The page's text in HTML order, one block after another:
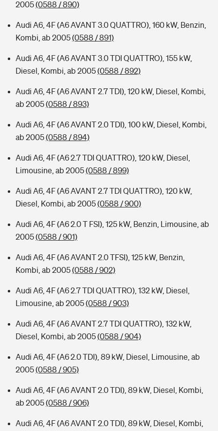
2005(0588 / 890)
Audi A6, 4F (A6 AVANT 3.0 QUATTRO), 160 kW, Benzin,
Kombi, ab 2005(0588 / 891)
Audi A6, 4F (A6 AVANT 3.0 TDI QUATTRO), 155 kW,
Diesel, Kombi, ab 2005(0588 / 892)
Audi A6, 4F (A6 AVANT 2.7 TDI), 120 kW, Diesel, Kombi,
ab 2005(0588 / 893)
Audi A6, 4F (A6 AVANT 2.0 TDI), 100 kW, Diesel, Kombi,
ab 2005(0588 / 894)
Audi A6, 4F (A6 2.7 TDI QUATTRO), 120 kW, Diesel,
Limousine, ab 2005(0588 / 899)
Audi A6, 4F (A6 AVANT 2.7 TDI QUATTRO), 120 kW,
Diesel, Kombi, ab 2005(0588 / 900)
Audi A6, 4F (A6 2.0 T FSI), 125 kW, Benzin, Limousine, ab
2005(0588 / 901)
Audi A6, 4F (A6 AVANT 2.0 TFSI), 125 kW, Benzin,
Kombi, ab 2005(0588 / 902)
Audi A6, 4F (A6 2.7 TDI QUATTRO), 132 kW, Diesel,
Limousine, ab 2005(0588 / 903)
Audi A6, 4F (A6 AVANT 2.7 TDI QUATTRO), 132 kW,
Diesel, Kombi, ab 2005(0588 / 904)
Audi A6, 4F (A6 2.0 TDI), 89 kW, Diesel, Limousine, ab
2005(0588 / 905)
Audi A6, 4F (A6 AVANT 2.0 TDI), 89 kW, Diesel, Kombi,
ab 2005(0588 / 906)
Audi A6, 4F (A6 AVANT 2.0 TDI), 89 kW, Diesel, Kombi,